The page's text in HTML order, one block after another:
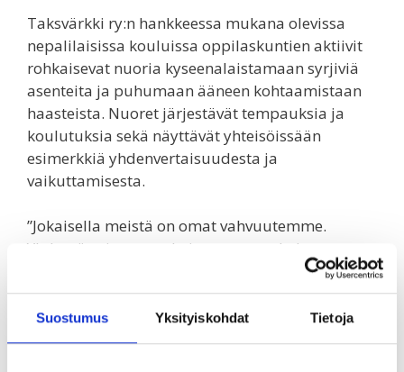
Suostumus Yksityiskohdat Tietoja
Taksvärkki ry:n hankkeessa mukana olevissa
nepalilaisissa kouluissa oppilaskuntien aktiivit
rohkaisevat nuoria kyseenalaistamaan syrjiviä
asenteita ja puhumaan ääneen kohtaamistaan
haasteista. Nuoret järjestävät tempauksia ja
koulutuksia sekä näyttävät yhteisöissään
esimerkkiä yhdenvertaisuudesta ja
vaikuttamisesta.
”Jokaisella meistä on omat vahvuutemme.
Yhdessä voimme ratkaista nuorten kohtaamat
ongelmat”, toteaa Chandani, 17, joka käy
peruskoulun viimeistä luokkaa ja toimii
koulunsa oppilaskunnan hallituksen
puheenjohtajana.